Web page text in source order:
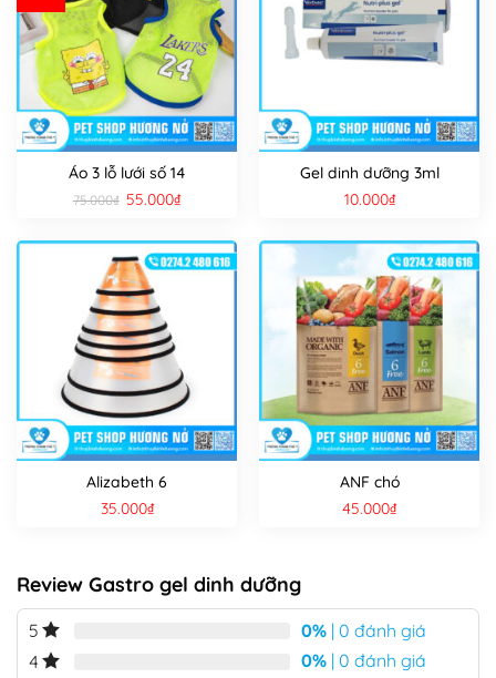
Áo 3 lỗ lưới số 14
75.000₫ Giá
gốc
75.000₫.
55.000₫Giá
hiện
là:
55.000₫.
Gel dinh dưỡng 3ml
10.000₫
Alizabeth 6
35.000₫
ANF chó
45.000₫
Review Gastro gel dinh dưỡng
5 0% | 0 đánh giá
4
0% | 0 đánh giá